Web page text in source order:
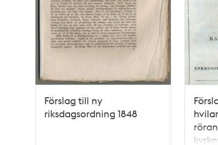
Förslag till ny
riksdagsordning 1848